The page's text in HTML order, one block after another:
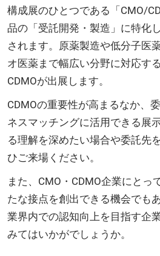
構成展のひとつである「CMO/
品の「受託開発・製造」に特化
されます。原薬製造や低分子医
オ医薬まで幅広い分野に対応す
CDMOが出展します。
CDMOの重要性が高まるなか、
ネスマッチングに活用できる展
る理解を深めたい場合や委託先
ひご来場ください。
また、CMO・CDMO企業にとっ
たな接点を創出できる機会でも
業界内での認知向上を目指す企
みてはいかがでしょうか。